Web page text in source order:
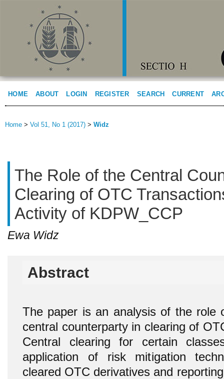
HOME ABOUT LOGIN REGISTER SEARCH CURRENT
Home > Vol 51, No 1 (2017) > Widz
The Role of the Central
Clearing of OTC
Activity of KDPW_CCP
Ewa Widz
Abstract
The paper is an analysis of the role
central counterparty in clearing of
Central clearing for certain
application of risk mitigation
cleared OTC derivatives and